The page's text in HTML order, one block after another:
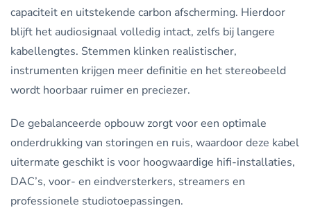
capaciteit en uitstekende carbon afscherming. Hierdoor
blijft het audiosignaal volledig intact, zelfs bij langere
kabellengtes. Stemmen klinken realistischer,
instrumenten krijgen meer definitie en het stereobeeld
wordt hoorbaar ruimer en preciezer.
De gebalanceerde opbouw zorgt voor een optimale
onderdrukking van storingen en ruis, waardoor deze kabel
uitermate geschikt is voor hoogwaardige hifi-installaties,
DAC’s, voor- en eindversterkers, streamers en
professionele studiotoepassingen.